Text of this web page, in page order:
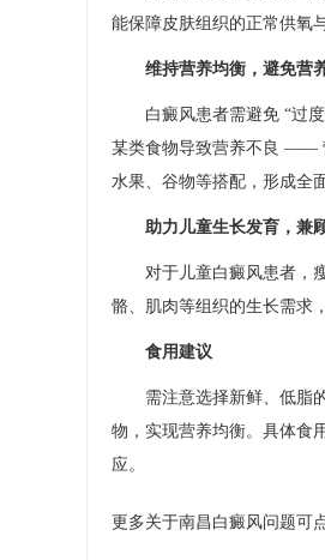
能保障皮肤组织的正常供氧
维持营养均衡，避免营
白癜风患者需避免 “过度
某类食物导致营养不良 ——
水果、谷物等搭配，形成全
助力儿童生长发育，兼
对于儿童白癜风患者，瘦
骼、肌肉等组织的生长需求
食用建议​
需注意选择新鲜、低脂的
物，实现营养均衡。具体食
应。​
更多关于南昌白癜风问题可